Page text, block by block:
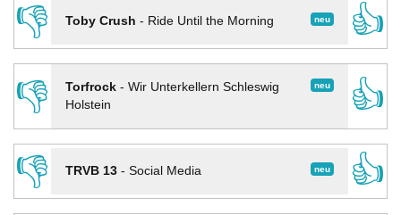
👎
neu
Toby Crush - Ride Until the Morning
👍
👎
neu
Torfrock- Wir Unterkellern Schleswig
Holstein
👍
👎
neu
TRVB 13- Social Media
👍